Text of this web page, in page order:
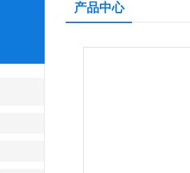
产品中心